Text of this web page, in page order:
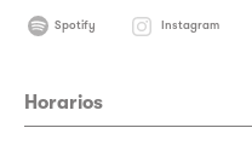
Spotify Instagram
Horarios